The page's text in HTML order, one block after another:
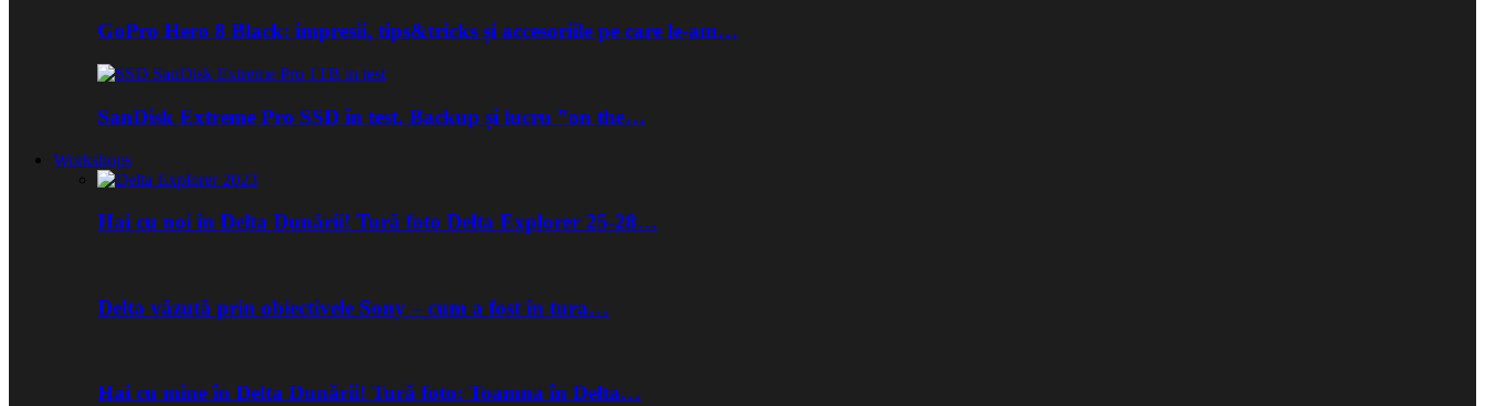
GoPro Hero 8 Black: impresii, tips&tricks și accesoriile pe care le-am…
SanDisk Extreme Pro SSD în test. Backup și lucru ”on the…
Workshops
Hai cu noi în Delta Dunării! Tură foto Delta Explorer 25-28…
Delta văzută prin obiectivele Sony – cum a fost în tura…
Hai cu mine în Delta Dunării! Tură foto: Toamna în Delta…